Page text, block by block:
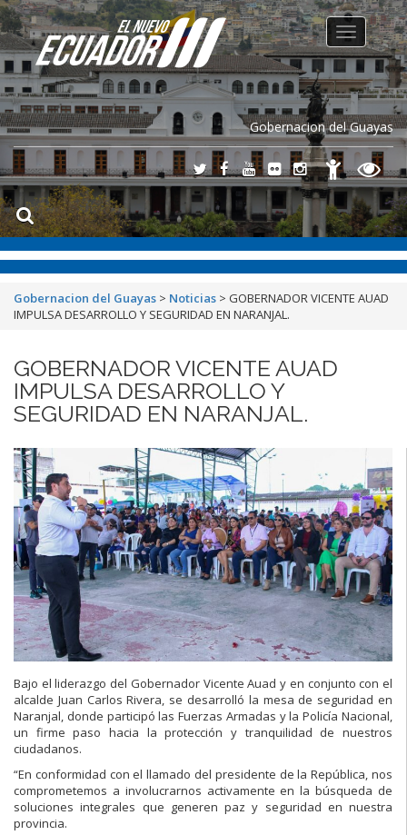
Gobernacion del Guayas
Toggle
navigation
Gobernacion del Guayas > Noticias > GOBERNADOR VICENTE AUAD
IMPULSA DESARROLLO Y SEGURIDAD EN NARANJAL.
GOBERNADOR VICENTE AUAD
IMPULSA DESARROLLO Y
SEGURIDAD EN NARANJAL.
Bajo el liderazgo del Gobernador Vicente Auad y en conjunto con el
alcalde Juan Carlos Rivera, se desarrolló la mesa de seguridad en
Naranjal, donde participó las Fuerzas Armadas y la Policía Nacional,
un firme paso hacia la protección y tranquilidad de nuestros
ciudadanos.
“En conformidad con el llamado del presidente de la República, nos
comprometemos a involucrarnos activamente en la búsqueda de
soluciones integrales que generen paz y seguridad en nuestra
provincia.